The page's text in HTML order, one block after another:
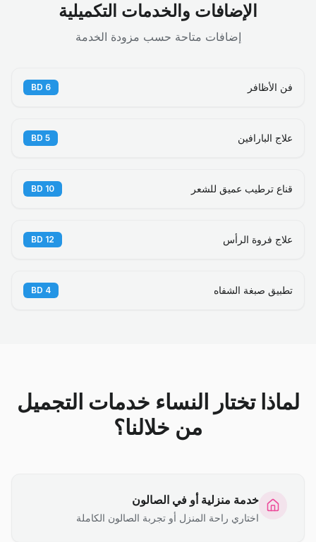
الإضافات والخدمات التكميلية
إضافات متاحة حسب مزودة الخدمة
فن الأظافر 6
BD
علاج البارافين 5
BD
قناع ترطيب عميق للشعر 10
BD
علاج فروة الرأس 12
BD
تطبيق صبغة الشفاه 4
BD
لماذا تختار النساء خدمات التجميل
من خلالنا؟
خدمة منزلية أو في الصالون
اختاري راحة المنزل أو تجربة الصالون الكاملة